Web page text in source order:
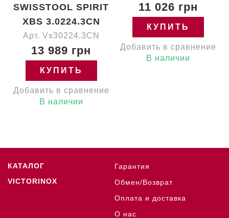
SWISSTOOL SPIRIT
XBS 3.0224.3CN
Арт. Vx30224.3CN
13 989 грн
КУПИТЬ
Добавить в сравнение
В наличии
11 026 грн
КУПИТЬ
Добавить в сравнение
В наличии
КАТАЛОГ
VICTORINOX
Гарантия
Обмен/Возврат
Оплата и доставка
О нас